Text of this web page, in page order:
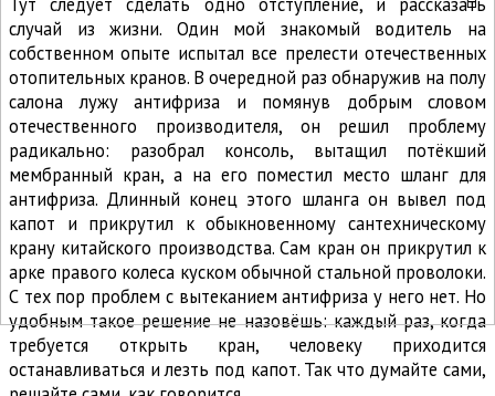
случай из жизни. Один мой знакомый водитель на
собственном опыте испытал все прелести отечественных
отопительных кранов. В очередной раз обнаружив на полу
салона лужу антифриза и помянув добрым словом
отечественного производителя, он решил проблему
радикально: разобрал консоль, вытащил потёкший
мембранный кран, а на его поместил место шланг для
антифриза. Длинный конец этого шланга он вывел под
капот и прикрутил к обыкновенному сантехническому
крану китайского производства. Сам кран он прикрутил к
арке правого колеса куском обычной стальной проволоки.
С тех пор проблем с вытеканием антифриза у него нет. Но
удобным такое решение не назовёшь: каждый раз, когда
требуется открыть кран, человеку приходится
останавливаться и лезть под капот. Так что думайте сами,